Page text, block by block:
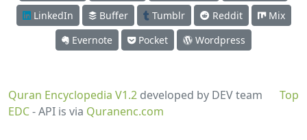
LinkedIn
Buffer Tumblr Reddit
Mix
Evernote
Pocket Wordpress
Top
Quran Encyclopedia V1.2 developed by DEV team
EDC- API is via Quranenc.com